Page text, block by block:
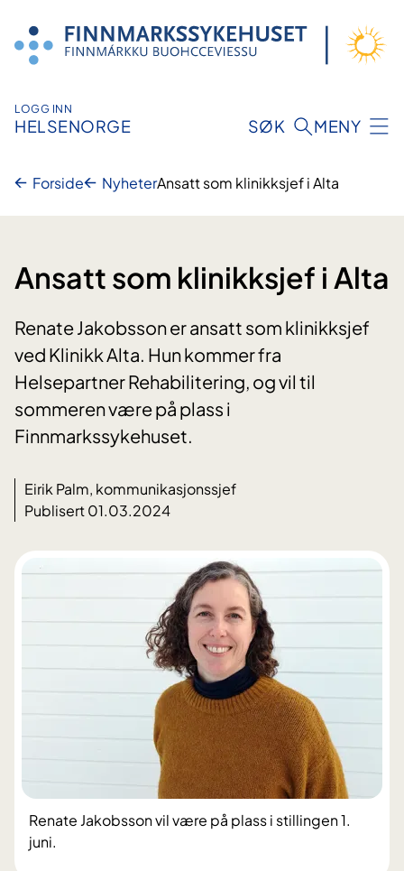
innhold
LOGG INN
HELSENORGE SØK MENY
Forside NyheterAnsatt som klinikksjef i Alta
Ansatt som klinikksjef i Alta
Renate Jakobsson er ansatt som klinikksjef
ved Klinikk Alta. Hun kommer fra
Helsepartner Rehabilitering, og vil til
sommeren være på plass i
Finnmarkssykehuset.
Eirik Palm, kommunikasjonssjef
Publisert 01.03.2024
Renate Jakobsson vil være på plass i stillingen 1.
juni.